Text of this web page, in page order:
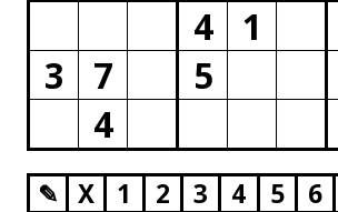
4
1
3
7 5
4
✎ X 1 2 3 4 5 6